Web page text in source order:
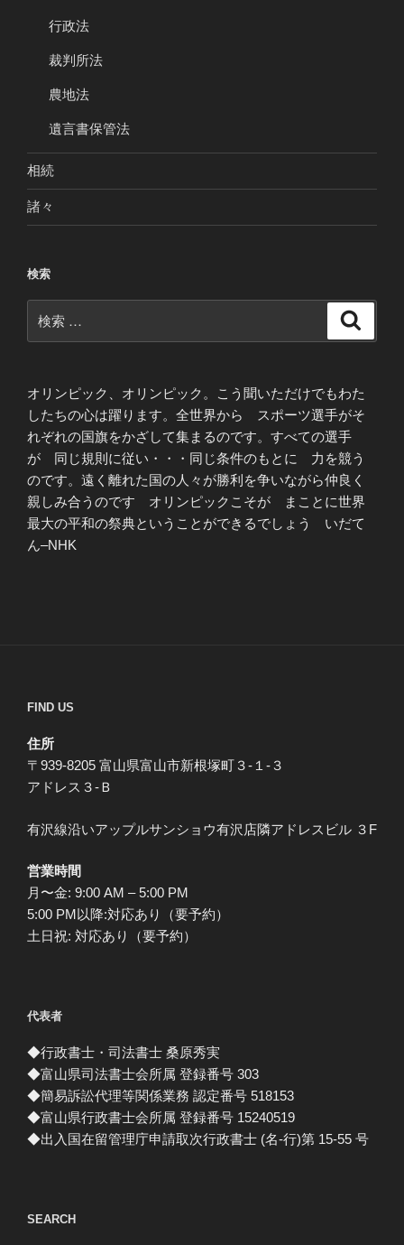
行政法
裁判所法
農地法
遺言書保管法
相続
諸々
検索
索:
オリンピック、オリンピック。こう聞いただけでもわた
したちの心は躍ります。全世界から スポーツ選手がそ
れぞれの国旗をかざして集まるのです。すべての選手
が 同じ規則に従い・・・同じ条件のもとに 力を競う
のです。遠く離れた国の人々が勝利を争いながら仲良く
親しみ合うのです オリンピックこそが まことに世界
最大の平和の祭典ということができるでしょう いだて
ん–NHK
FIND US
住所
〒939-8205 富山県富山市新根塚町３-１-３
アドレス３-Ｂ
有沢線沿いアップルサンショウ有沢店隣アドレスビル ３F
営業時間
月〜金: 9:00 AM – 5:00 PM
5:00 PM以降:対応あり（要予約）
土日祝: 対応あり（要予約）
代表者
◆行政書士・司法書士 桑原秀実
◆富山県司法書士会所属 登録番号 303
◆簡易訴訟代理等関係業務 認定番号 518153
◆富山県行政書士会所属 登録番号 15240519
◆出入国在留管理庁申請取次行政書士 (名-行)第 15-55 号
SEARCH